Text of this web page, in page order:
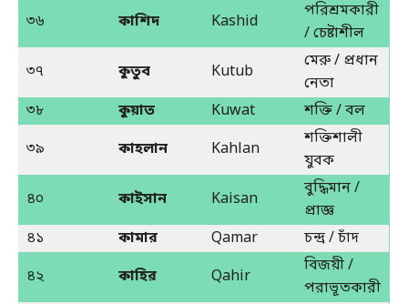
৩৬
কাশিদ Kashid
পরিশ্রমকারী
/ চেষ্টাশীল
৩৭
কুতুব Kutub
মেরু / প্রধান
নেতা
৩৮
কুয়াত Kuwat
শক্তি / বল
৩৯
কাহলান Kahlan
শক্তিশালী
যুবক
৪০
কাইসান Kaisan
বুদ্ধিমান /
প্রাজ্ঞ
৪১
কামার Qamar
চন্দ্র / চাঁদ
৪২
কাহির Qahir
বিজয়ী /
পরাভূতকারী